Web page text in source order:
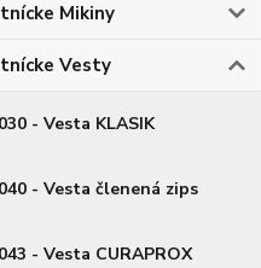
Mikiny
Vesty
030 - Vesta KLASIK
040 - Vesta členená zips
043 - Vesta CURAPROX